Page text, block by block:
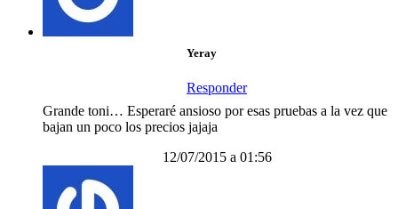
Yeray
Responder
Grande toni… Esperaré ansioso por esas pruebas a la vez que
bajan un poco los precios jajaja
12/07/2015 a 01:56